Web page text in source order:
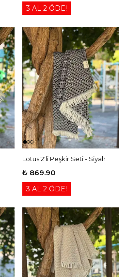
3 AL 2 ÖDE!
Lotus 2'li Peşkir Seti - Siyah
₺ 869.90
3 AL 2 ÖDE!